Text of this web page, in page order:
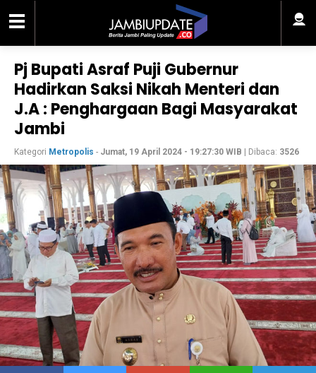
Pj Bupati Asraf Puji Gubernur
Hadirkan Saksi Nikah Menteri dan
J.A : Penghargaan Bagi Masyarakat
Jambi
Kategori Metropolis - Jumat, 19 April 2024 - 19:27:30 WIB | Dibaca: 3526